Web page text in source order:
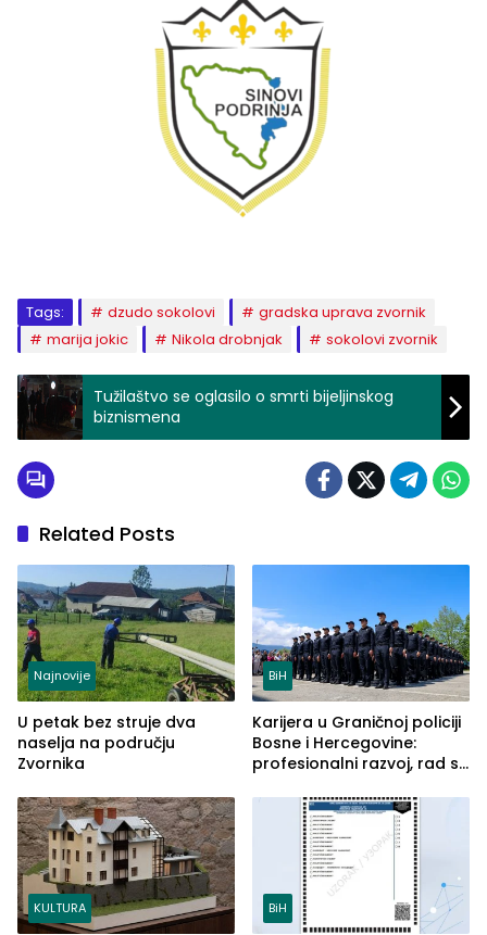
Tags: dzudo sokolovi
gradska uprava zvornik
marija jokic
Nikola drobnjak sokolovi zvornik
Tužilaštvo se oglasilo o smrti bijeljinskog
biznismena
Related Posts
Najnovije
U petak bez struje dva
naselja na području
Zvornika
BiH
Karijera u Graničnoj policiji
Bosne i Hercegovine:
profesionalni razvoj, rad sa
služba građanima
KULTURA BiH